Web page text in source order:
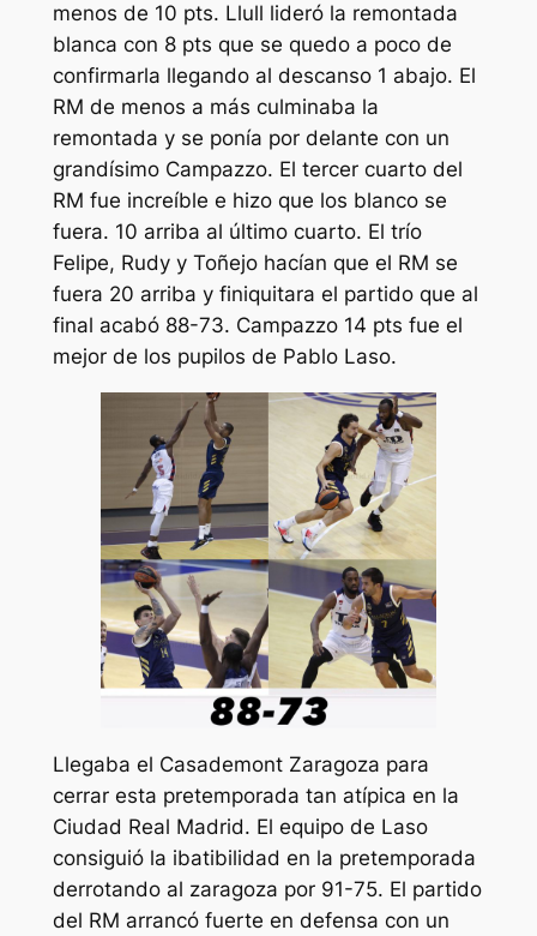
menos de 10 pts. Llull lideró la remontada
blanca con 8 pts que se quedo a poco de
confirmarla llegando al descanso 1 abajo. El
RM de menos a más culminaba la
remontada y se ponía por delante con un
grandísimo Campazzo. El tercer cuarto del
RM fue increíble e hizo que los blanco se
fuera. 10 arriba al último cuarto. El trío
Felipe, Rudy y Toñejo hacían que el RM se
fuera 20 arriba y finiquitara el partido que al
final acabó 88-73. Campazzo 14 pts fue el
mejor de los pupilos de Pablo Laso.
Llegaba el Casademont Zaragoza para
cerrar esta pretemporada tan atípica en la
Ciudad Real Madrid. El equipo de Laso
consiguió la ibatibilidad en la pretemporada
derrotando al zaragoza por 91-75. El partido
del RM arrancó fuerte en defensa con un